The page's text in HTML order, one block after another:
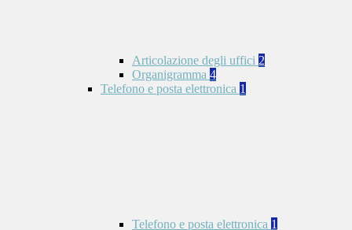
Articolazione degli uffici 2
Organigramma 4
Telefono e posta elettronica 1
Telefono e posta elettronica 1